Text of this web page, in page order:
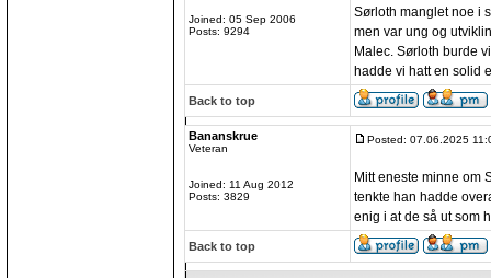
Joined: 05 Sep 2006
Posts: 9294
Sørloth manglet noe i
men var ung og
Malec. Sørloth burde
hadde vi hatt en solid
Back to top
Bananskrue
Veteran
Joined: 11 Aug 2012
Posts: 3829
Posted: 07.06.2025
Mitt eneste minne om
tenkte han hadde
enig i at de så ut som
Back to top